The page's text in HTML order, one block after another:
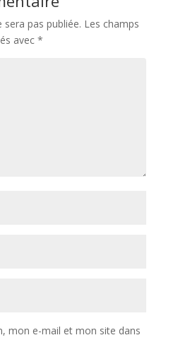
pas publiée. Les champs
avec *
mon e-mail et mon site dans